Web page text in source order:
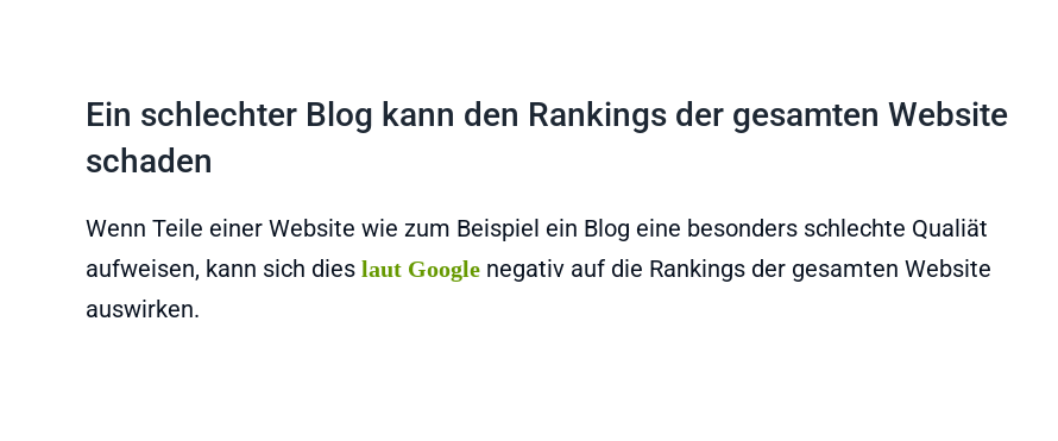
Ein schlechter Blog kann den Rankings der gesamten Website
schaden
Wenn Teile einer Website wie zum Beispiel ein Blog eine besonders schlechte Qualiät
aufweisen, kann sich dies laut Google negativ auf die Rankings der gesamten Website
auswirken.